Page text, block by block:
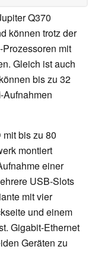
Q370
können trotz der
mit
Gleich ist auch
bis zu 32
bis zu 80
montiert
einer
USB-Slots
mit vier
und einem
Gigabit-Ethernet
Geräten zu